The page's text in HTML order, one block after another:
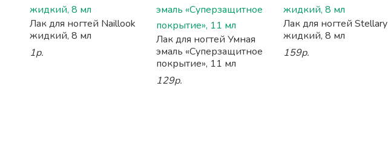
Лак для ногтей Naillook
жидкий, 8 мл
1р.
Лак для ногтей Умная
эмаль «Суперзащитное
покрытие», 11 мл
129р.
Лак для ногтей Stellary
жидкий, 8 мл
159р.